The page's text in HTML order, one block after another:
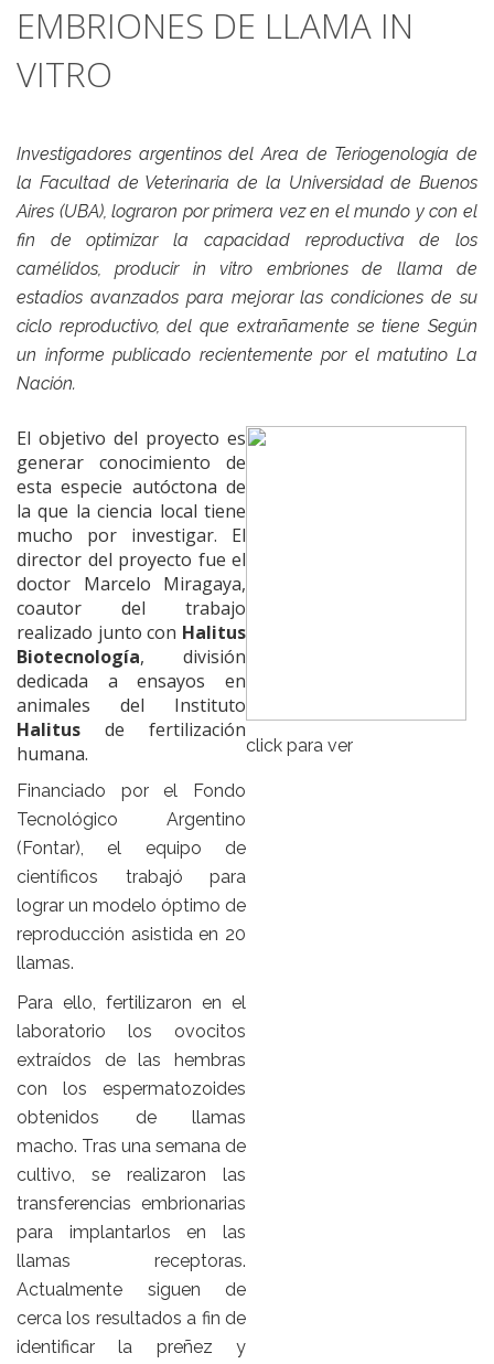
EMBRIONES DE LLAMA IN
VITRO
Investigadores argentinos del Area de Teriogenología de
la Facultad de Veterinaria de la Universidad de Buenos
Aires (UBA), lograron por primera vez en el mundo y con el
fin de optimizar la capacidad reproductiva de los
camélidos, producir in vitro embriones de llama de
estadios avanzados para mejorar las condiciones de su
ciclo reproductivo, del que extrañamente se tiene Según
un informe publicado recientemente por el matutino La
Nación.
El objetivo del proyecto es
generar conocimiento de
esta especie autóctona de
la que la ciencia local tiene
mucho por investigar. El
director del proyecto fue el
doctor Marcelo Miragaya,
coautor del trabajo
realizado junto con Halitus
Biotecnología, división
dedicada a ensayos en
animales del Instituto
Halitus de fertilización
humana.
Financiado por el Fondo
Tecnológico Argentino
(Fontar), el equipo de
científicos trabajó para
lograr un modelo óptimo de
reproducción asistida en 20
llamas.
Para ello, fertilizaron en el
laboratorio los ovocitos
extraídos de las hembras
con los espermatozoides
obtenidos de llamas
macho. Tras una semana de
cultivo, se realizaron las
transferencias embrionarias
para implantarlos en las
llamas receptoras.
Actualmente siguen de
cerca los resultados a fin de
identificar la preñez y
click para ver